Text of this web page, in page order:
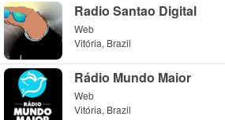
Radio Santao Digital
Web
Vitória, Brazil
Rádio Mundo Maior
Web
Vitória, Brazil